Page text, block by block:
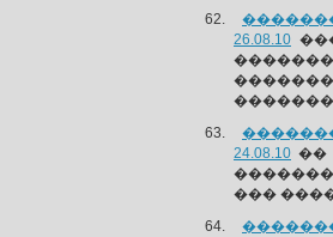
26.08.10
24.08.10 ��
���